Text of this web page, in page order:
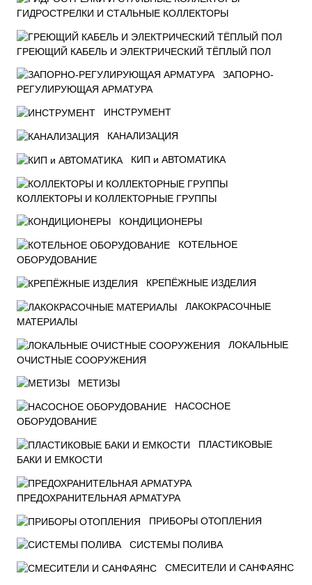
ГИДРОСТРЕЛКИ И СТАЛЬНЫЕ КОЛЛЕКТОРЫ
ГРЕЮЩИЙ КАБЕЛЬ И ЭЛЕКТРИЧЕСКИЙ ТЁПЛЫЙ ПОЛ
ЗАПОРНО-
РЕГУЛИРУЮЩАЯ АРМАТУРА
ИНСТРУМЕНТ
КАНАЛИЗАЦИЯ
КИП и АВТОМАТИКА
КОЛЛЕКТОРЫ И КОЛЛЕКТОРНЫЕ ГРУППЫ
КОНДИЦИОНЕРЫ
КОТЕЛЬНОЕ
ОБОРУДОВАНИЕ
КРЕПЁЖНЫЕ ИЗДЕЛИЯ
ЛАКОКРАСОЧНЫЕ
МАТЕРИАЛЫ
ЛОКАЛЬНЫЕ
ОЧИСТНЫЕ СООРУЖЕНИЯ
МЕТИЗЫ
НАСОСНОЕ
ОБОРУДОВАНИЕ
ПЛАСТИКОВЫЕ
БАКИ И ЕМКОСТИ
ПРЕДОХРАНИТЕЛЬНАЯ АРМАТУРА
ПРИБОРЫ ОТОПЛЕНИЯ
СИСТЕМЫ ПОЛИВА
СМЕСИТЕЛИ И САНФАЯНС